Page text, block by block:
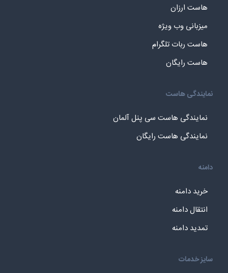
هاست ارزان
میزبانی وب ویژه
هاست ربات تلگرام
هاست رایگان
نمایندگی هاست
نمایندگی هاست سی پنل آلمان
نمایندگی هاست رایگان
دامنه
خرید دامنه
انتقال دامنه
تمدید دامنه
سایز خدمات